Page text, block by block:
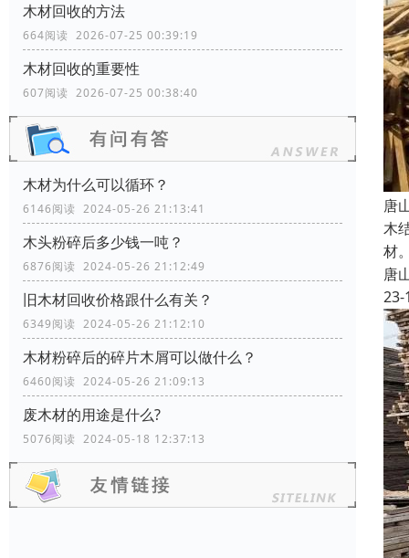
木材回收的方法
664阅读 2026-07-25 00:39:19
木材回收的重要性
607阅读 2026-07-25 00:38:40
木材为什么可以循环？
6146阅读 2024-05-26 21:13:41
木头粉碎后多少钱一吨？
6876阅读 2024-05-26 21:12:49
旧木材回收价格跟什么有关？
6349阅读 2024-05-26 21:12:10
木材粉碎后的碎片木屑可以做什么？
6460阅读 2024-05-26 21:09:13
废木材的用途是什么?
5076阅读 2024-05-18 12:37:13
唐
木
材
唐
23-